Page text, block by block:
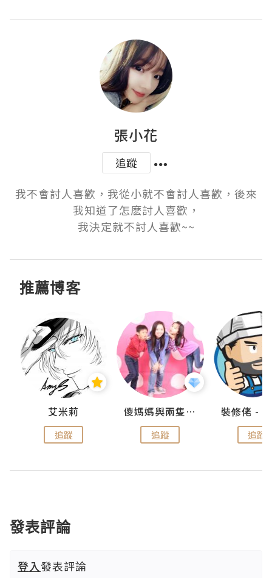
張小花
追蹤
我不會討人喜歡，我從小就不會討人喜歡，後來
我知道了怎麽討人喜歡，
我決定就不討人喜歡~~
推薦博客
艾米莉
追蹤
儍媽媽與兩隻小魔怪之家
追蹤 追蹤
發表評論
登入發表評論